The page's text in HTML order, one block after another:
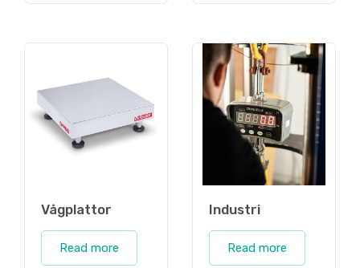
Vågplattor
Read more
Industri
Read more